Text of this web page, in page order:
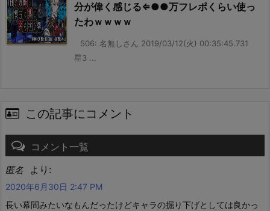
分が偉く感じる⇐●●万フレポくらい使っ
たわｗｗｗｗ
506: 名無しさん 2019/03/12(火) 00:35:45.731
星3 ...
この記事にコメント
コメント一覧
匿名 より:
2020年6月30日 2:47 PM
長い幕間みたいなもんだったけどキャラの掘り下げとしては良かっ